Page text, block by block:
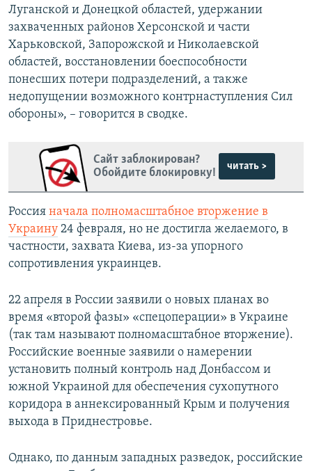
Луганской и Донецкой областей, удержании
захваченных районов Херсонской и части
Харьковской, Запорожской и Николаевской
областей, восстановлении боеспособности
понесших потери подразделений, а также
недопущении возможного контрнаступления Сил
обороны», – говорится в сводке.
Сайт заблокирован?
Обойдите блокировку!
читать >
Россия начала полномасштабное вторжение в
Украину 24 февраля, но не достигла желаемого, в
частности, захвата Киева, из-за упорного
сопротивления украинцев.
22 апреля в России заявили о новых планах во
время «второй фазы» «спецоперации» в Украине
(так там называют полномасштабное вторжение).
Российские военные заявили о намерении
установить полный контроль над Донбассом и
южной Украиной для обеспечения сухопутного
коридора в аннексированный Крым и получения
выхода в Приднестровье.
Однако, по данным западных разведок, российские